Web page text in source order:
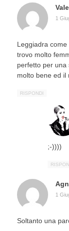
1
Leggiadra
trovo molto
perfetto per una
molto bene ed il
RISPONDI
;-))))
1
Soltanto una